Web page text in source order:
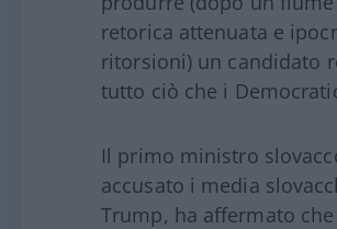
retorica attenuata e
ritorsioni) un candidato
tutto ciò che i
Il primo ministro
accusato i media
Trump, ha affermato